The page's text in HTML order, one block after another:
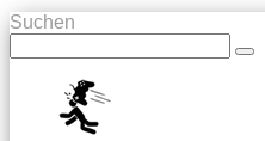
Suchen